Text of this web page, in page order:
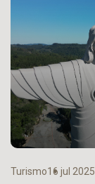
Turismo16 jul 2025